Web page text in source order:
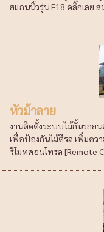
สแกนนิ้วรุ่น F18 คลิ๊กเลย ส
หัวม้าลาย
งานติดตั้งระบบไม้กั้นรถ
เพื่อป้องกันไม้ตีรถ เพิ่มค
รีโมทคอนโทรล [Remote